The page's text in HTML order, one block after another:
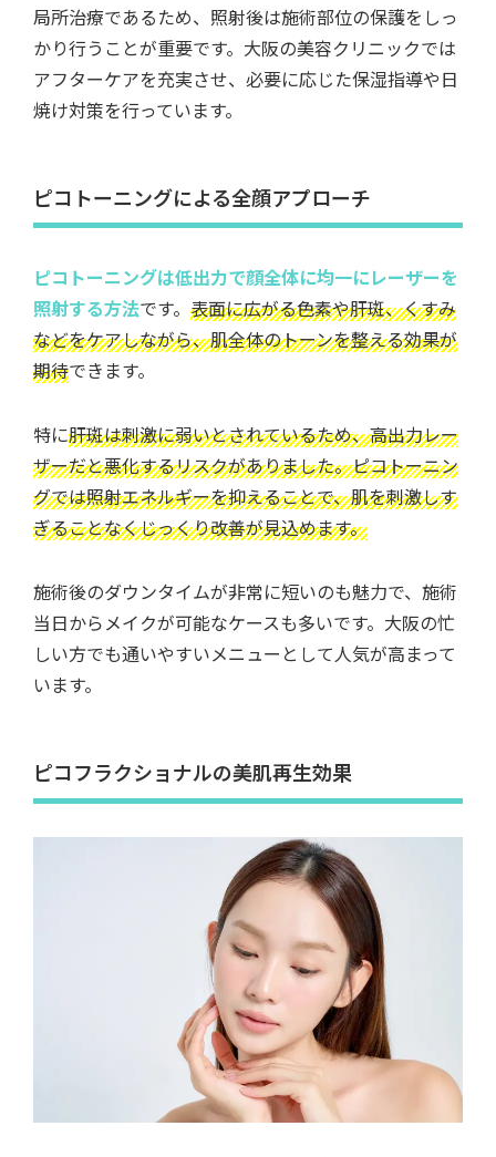
局所治療であるため、照射後は施術部位の保護をしっ
かり行うことが重要です。大阪の美容クリニックでは
アフターケアを充実させ、必要に応じた保湿指導や日
焼け対策を行っています。
ピコトーニングによる全顔アプローチ
ピコトーニングは低出力で顔全体に均一にレーザーを
照射する方法です。 表面に広がる色素や肝斑、くすみ
などをケアしながら、肌全体のトーンを整える効果が
期待できます。
特に肝斑は刺激に弱いとされているため、高出力レー
ザーだと悪化するリスクがありました。ピコトーニン
グでは照射エネルギーを抑えることで、肌を刺激しす
ぎることなくじっくり改善が見込めます。
施術後のダウンタイムが非常に短いのも魅力で、施術
当日からメイクが可能なケースも多いです。大阪の忙
しい方でも通いやすいメニューとして人気が高まって
います。
ピコフラクショナルの美肌再生効果